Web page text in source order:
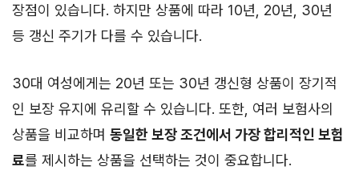
장점이 있습니다. 하지만 상품에 따라 10년, 20년, 30년
등 갱신 주기가 다를 수 있습니다.
30대 여성에게는 20년 또는 30년 갱신형 상품이 장기적
인 보장 유지에 유리할 수 있습니다. 또한, 여러 보험사의
상품을 비교하며 동일한 보장 조건에서 가장 합리적인 보험
료를 제시하는 상품을 선택하는 것이 중요합니다.